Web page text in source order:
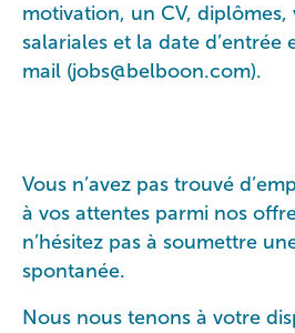
motivation, un CV,
salariales et la date
mail (jobs@belboon.com).
Vous n’avez pas trouvé
à vos attentes parmi nos
n’hésitez pas à soumettre
spontanée.
Nous nous tenons à votre